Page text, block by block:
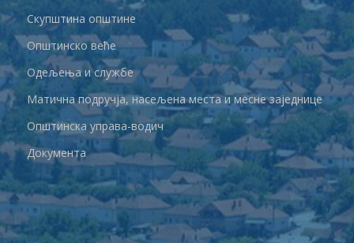
Скупштина општине
Општинско веће
Одељења и службе
Матична подручја, насељена места и месне заједнице
Општинска управа-водич
Документа